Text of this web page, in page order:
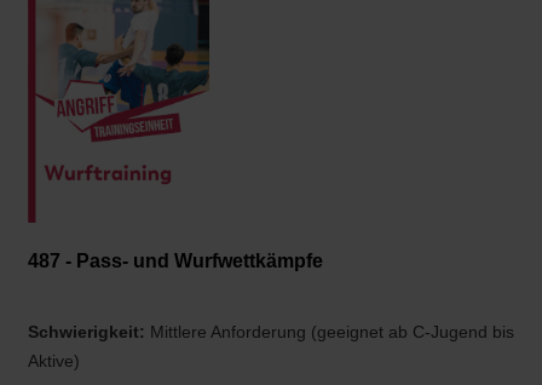
487 - Pass- und Wurfwettkämpfe
Schwierigkeit: Mittlere Anforderung (geeignet ab C-Jugend bis
Aktive)